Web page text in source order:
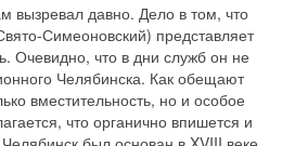
вызревал давно. Дело в том, что
Симеоновский) представляет
Очевидно, что в дни служб он не
Челябинска. Как обещают
вместительность, но и особое
что органично впишется и